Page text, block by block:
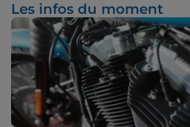
Les infos du moment